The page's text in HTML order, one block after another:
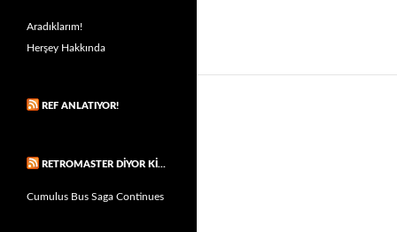
Aradıklarım!
Herşey Hakkında
REF ANLATIYOR!
RETROMASTER DIYOR KI…
Cumulus Bus Saga Continues